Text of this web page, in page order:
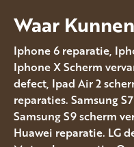
Waar
Iphone 6 reparatie,
Iphone X Scherm
defect, Ipad Air 2
reparaties. Samsung
Samsung S9 scherm
Huawei reparatie. LG